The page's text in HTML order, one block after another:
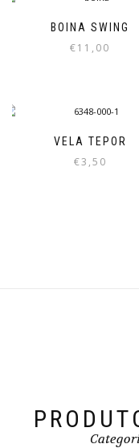
BOINA SWING
€11,00
variants.
options
VELA TEPOR
€3,50